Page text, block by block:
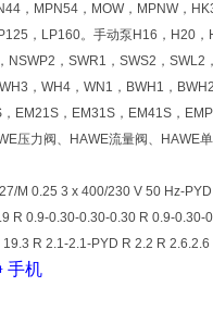
，MPN54，MOW，MPNW，
，LP160。手动泵H16，H20
，SWR1，SWS2，SWL2
，WH4，WN1，BWH1，
EM21S，EM31S，EM41S，
压力阀、HAWE流量阀、HAWE
M 0.25 3 x 400/230 V 50 Hz-
0.9-0.30-0.30-0.30 R 0.9-0.30-
R 2.1-2.1-PYD R 2.2 R
手机